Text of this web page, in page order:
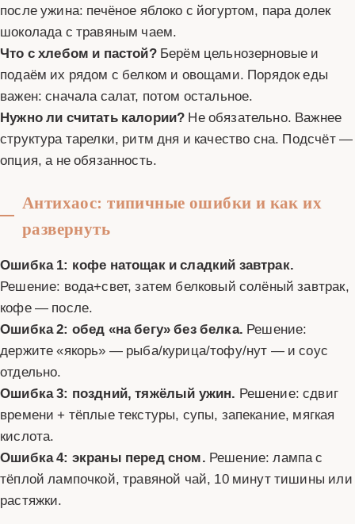
после ужина: печёное яблоко с йогуртом, пара долек
шоколада с травяным чаем.
Что с хлебом и пастой?Берём цельнозерновые и
подаём их рядом с белком и овощами. Порядок еды
важен: сначала салат, потом остальное.
Нужно ли считать калории? Не обязательно. Важнее
структура тарелки, ритм дня и качество сна. Подсчёт —
опция, а не обязанность.
Антихаос: типичные ошибки и как их
развернуть
Ошибка 1: кофе натощак и сладкий завтрак.
Решение: вода+свет, затем белковый солёный завтрак,
кофе — после.
Ошибка 2: обед «на бегу» без белка. Решение:
держите «якорь» — рыба/курица/тофу/нут — и соус
отдельно.
Ошибка 3: поздний, тяжёлый ужин. Решение: сдвиг
времени + тёплые текстуры, супы, запекание, мягкая
кислота.
Ошибка 4: экраны перед сном. Решение: лампа с
тёплой лампочкой, травяной чай, 10 минут тишины или
растяжки.